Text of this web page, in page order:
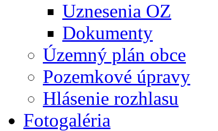
Uznesenia OZ
Dokumenty
Územný plán obce
Pozemkové úpravy
Hlásenie rozhlasu
Fotogaléria